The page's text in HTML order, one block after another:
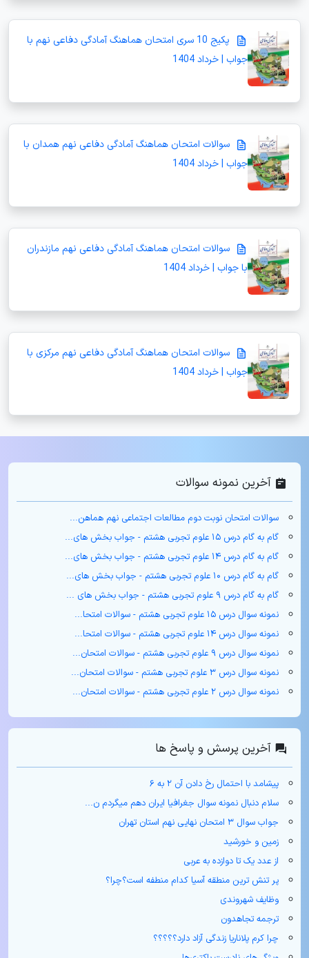
پکیج 10 سری امتحان هماهنگ آمادگی دفاعی نهم با
جواب | خرداد 1404
سوالات امتحان هماهنگ آمادگی دفاعی نهم همدان با
جواب | خرداد 1404
سوالات امتحان هماهنگ آمادگی دفاعی نهم مازندران
با جواب | خرداد 1404
سوالات امتحان هماهنگ آمادگی دفاعی نهم مرکزی با
جواب | خرداد 1404
آخرین نمونه سوالات
سوالات امتحان نوبت دوم مطالعات اجتماعی نهم هماهن...
گام به گام درس ۱۵ علوم تجربی هشتم - جواب بخش های...
گام به گام درس ۱۴ علوم تجربی هشتم - جواب بخش های...
گام به گام درس ۱۰ علوم تجربی هشتم - جواب بخش های...
گام به گام درس ۹ علوم تجربی هشتم - جواب بخش های ...
نمونه سوال درس ۱۵ علوم تجربی هشتم - سوالات امتحا...
نمونه سوال درس ۱۴ علوم تجربی هشتم - سوالات امتحا...
نمونه سوال درس ۹ علوم تجربی هشتم - سوالات امتحان...
نمونه سوال درس ۳ علوم تجربی هشتم - سوالات امتحان...
نمونه سوال درس ۲ علوم تجربی هشتم - سوالات امتحان...
آخرین پرسش و پاسخ ها
پیشامد با احتمال رخ دادن آن ۲ به ۶
سلام دنبال نمونه سوال جغرافیا ایران دهم میگردم ن...
جواب سوال ۳ امتحان نهایی نهم استان تهران
زمین و خورشید
از عدد یک تا دوازده به عربی
پر تنش ترین منطقه آسیا کدام منطفه است؟چرا؟
وظایف شهروندی
ترجمه تجاهدون
چرا کرم پلاناریا زندگی آزاد دارد؟؟؟؟؟